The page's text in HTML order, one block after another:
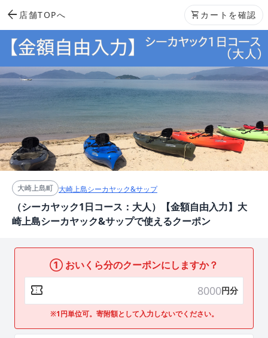
arrow_back 店舗TOPへ shopping_cart カートを確認
大崎上島町 大崎上島シーカヤック&サップ
（シーカヤック1日コース：大人）【金額自由入力】大
崎上島シーカヤック&サップで使えるクーポン
① おいくら分のクーポンにしますか？
confirmation_number 円分
※1円単位可。寄附額として入力しないでください。